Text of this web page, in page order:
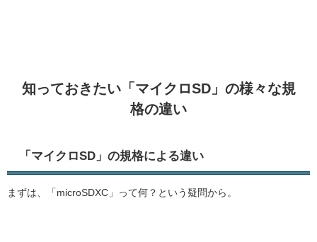
知っておきたい「マイクロSD」の様々な規
格の違い
「マイクロSD」の規格による違い
まずは、「microSDXC」って何？という疑問から。